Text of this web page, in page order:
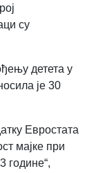
су
детета у
је 30
Евростата
мајке при
године“,